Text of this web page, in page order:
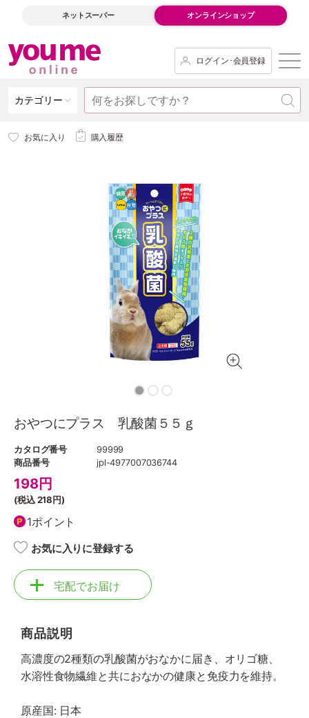
ネットスーパー オンラインショップ
ログイン･会員登録
カテゴリー
お気に入り 購入履歴
おやつにプラス 乳酸菌５５ｇ
カタログ番号
99999
商品番号
jpl-4977007036744
198円
(税込218円)
1ポイント
お気に入りに登録する
宅配でお届け
商品説明
高濃度の2種類の乳酸菌がおなかに届き、オリゴ糖、
水溶性食物繊維と共におなかの健康と免疫力を維持。
原産国: 日本